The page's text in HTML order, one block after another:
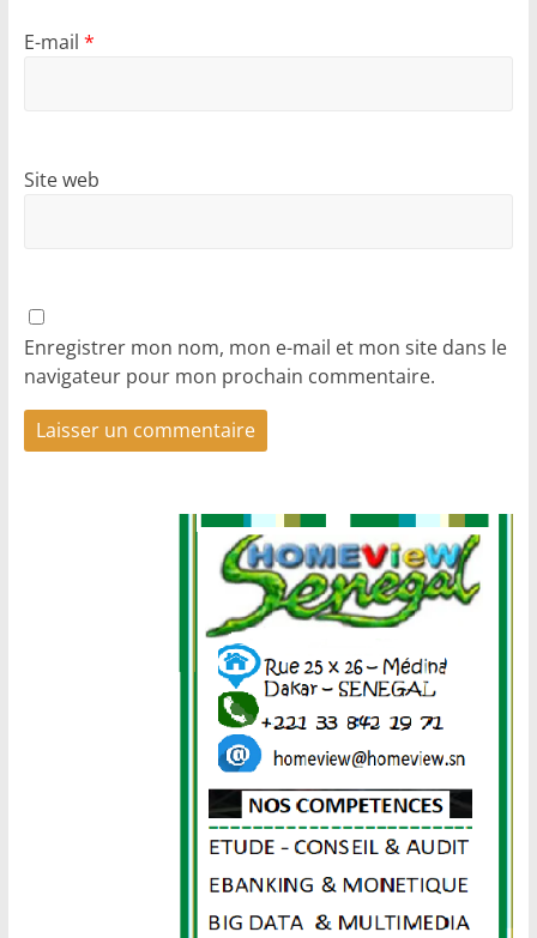
E-mail *
Site web
Enregistrer mon nom, mon e-mail et mon site dans le
navigateur pour mon prochain commentaire.